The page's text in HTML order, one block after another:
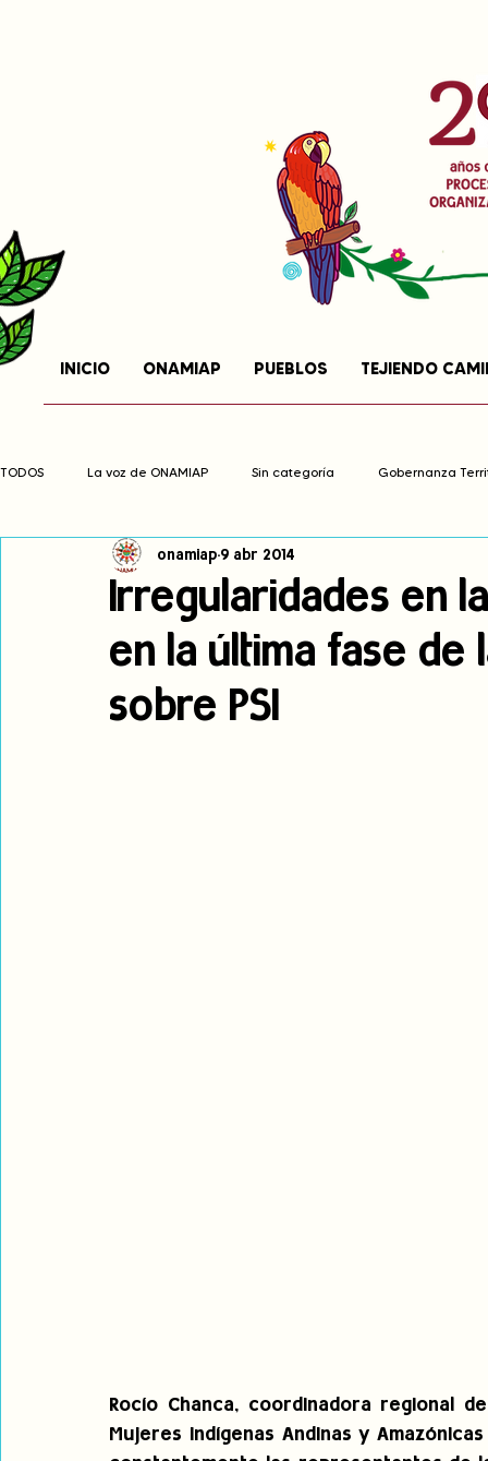
INICIO ONAMIAP PUEBLOS TEJIENDO
TODOS La voz de ONAMIAP Sin categoría Gobernanza
Cambio climático Navegador indígena
Pronunciamientos Observatorio de consulta previa
Irregularidades en
en la última fase de
sobre PSI
onamiap 9 abr 2014
Rocío Chanca, coordinadora regional
Mujeres Indígenas Andinas y